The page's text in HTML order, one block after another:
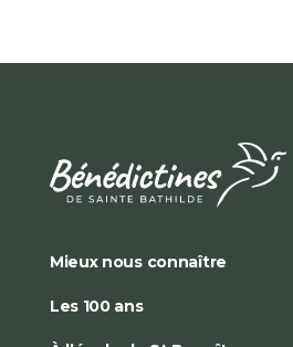
Mieux nous connaître
Les 100 ans